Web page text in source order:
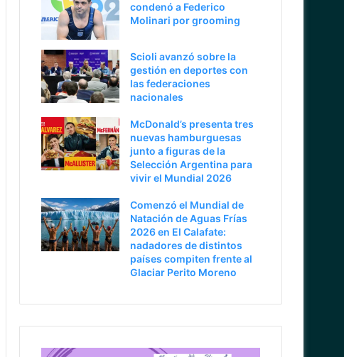
condenó a Federico
Molinari por grooming
Scioli avanzó sobre la
gestión en deportes con
las federaciones
nacionales
McDonald’s presenta tres
nuevas hamburguesas
junto a figuras de la
Selección Argentina para
vivir el Mundial 2026
Comenzó el Mundial de
Natación de Aguas Frías
2026 en El Calafate:
nadadores de distintos
países compiten frente al
Glaciar Perito Moreno